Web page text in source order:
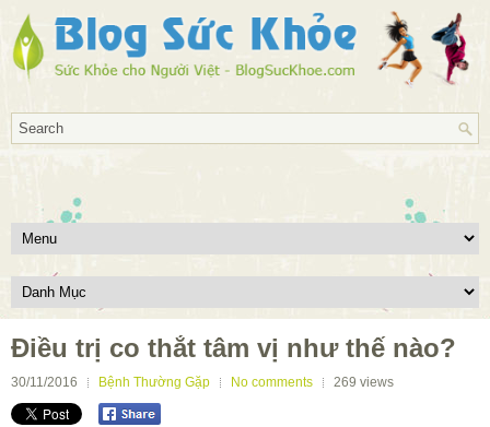
Điều trị co thắt tâm vị như thế nào?
30/11/2016 Bệnh Thường Gặp No comments 269 views